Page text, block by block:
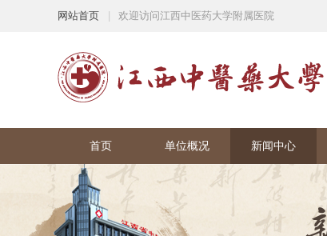
网站首页 欢迎访问江西中医药大学附属医院
首页 单位概况 新闻中心